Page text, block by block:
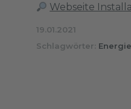
Webseite
19.01.2021
Schlagwörter: